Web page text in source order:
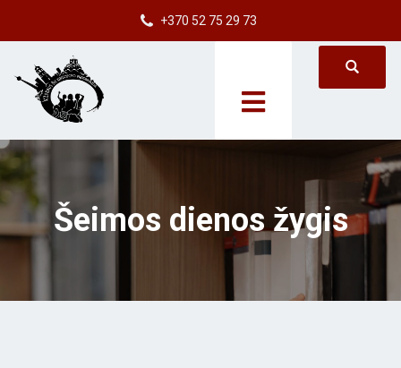
+370 52 75 29 73
Šeimos dienos žygis